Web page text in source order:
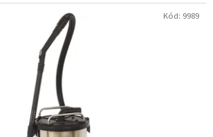
Kód: 9989